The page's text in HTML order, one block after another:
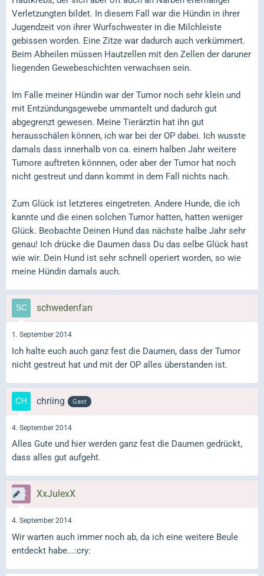
Verletzungten bildet. In diesem Fall war die Hündin in ihrer
Jugendzeit von ihrer Wurfschwester in die Milchleiste
gebissen worden. Eine Zitze war dadurch auch verkümmert.
Beim Abheilen müssen Hautzellen mit den Zellen der daruner
liegenden Gewebeschichten verwachsen sein.
Im Falle meiner Hündin war der Tumor noch sehr klein und
mit Entzündungsgewebe ummantelt und dadurch gut
abgegrenzt gewesen. Meine Tierärztin hat ihn gut
herausschälen können, ich war bei der OP dabei. Ich wusste
damals dass innerhalb von ca. einem halben Jahr weitere
Tumore auftreten könnnen, oder aber der Tumor hat noch
nicht gestreut und dann kommt in dem Fall nichts nach.
Zum Glück ist letzteres eingetreten. Andere Hunde, die ich
kannte und die einen solchen Tumor hatten, hatten weniger
Glück. Beobachte Deinen Hund das nächste halbe Jahr sehr
genau! Ich drücke die Daumen dass Du das selbe Glück hast
wie wir. Dein Hund ist sehr schnell operiert worden, so wie
meine Hündin damals auch.
schwedenfan
1. September 2014
Ich halte euch auch ganz fest die Daumen, dass der Tumor
nicht gestreut hat und mit der OP alles überstanden ist.
chriing Gast
4. September 2014
Alles Gute und hier werden ganz fest die Daumen gedrückt,
dass alles gut aufgeht.
XxJulexX
4. September 2014
Wir warten auch immer noch ab, da ich eine weitere Beule
entdeckt habe...:cry: